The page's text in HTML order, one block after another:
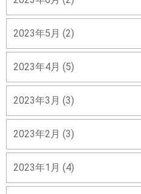
2023年5月 (2)
2023年4月 (5)
2023年3月 (3)
2023年2月 (3)
2023年1月 (4)